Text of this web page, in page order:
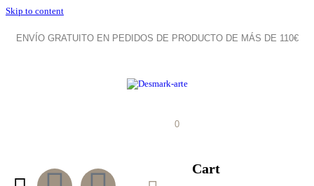
Skip to content
ENVÍO GRATUITO EN PEDIDOS DE PRODUCTO DE MÁS DE 110€
0
Cart